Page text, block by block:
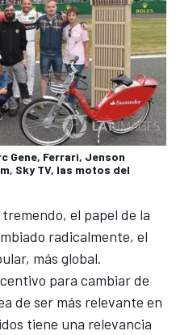
Gene, Ferrari, Jenson
Sky TV, las motos del
el papel de la
radicalmente, el
más global.
para cambiar de
de ser más relevante en
tiene una relevancia